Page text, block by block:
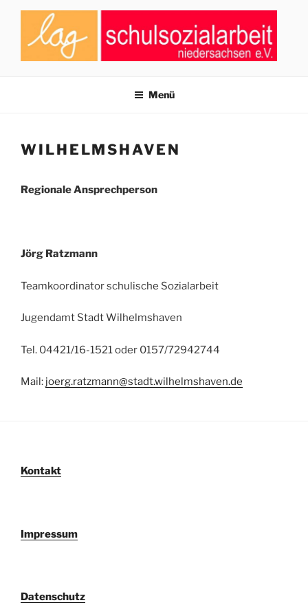
Zum
springen
NIEDERSACHSEN E.V.
Menü
WILHELMSHAVEN
Regionale Ansprechperson
Jörg Ratzmann
Teamkoordinator schulische Sozialarbeit
Jugendamt Stadt Wilhelmshaven
Tel. 04421/16-1521 oder 0157/72942744
Mail: joerg.ratzmann@stadt.wilhelmshaven.de
Kontakt
Impressum
Datenschutz